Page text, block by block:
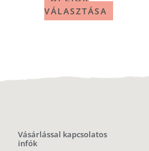
VÁLASZTÁSA
Vásárlással kapcsolatos
infók